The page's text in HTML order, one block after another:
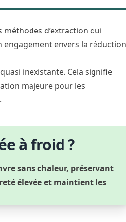
méthodes d’extraction qui
engagement envers la réduction
inexistante. Cela signifie
majeure pour les
à froid ?
sans chaleur, préservant
élevée et maintient les